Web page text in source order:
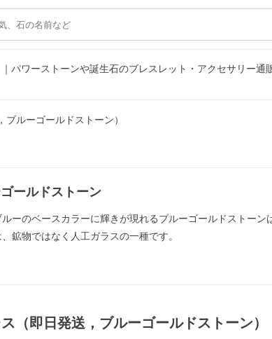
パワーストーンや誕生石のブレスレット・アクセサリー通
ルーゴールドストーン）
ールドストーン
ルーのベースカラーに輝きが現れるブルーゴールドストー
鉱物ではなく人工ガラスの一種です。
（即日発送，ブルーゴールドストーン）